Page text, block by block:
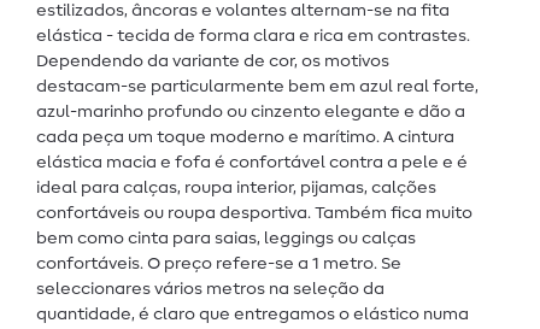
estilizados, âncoras e volantes alternam-se na fita
elástica - tecida de forma clara e rica em contrastes.
Dependendo da variante de cor, os motivos
destacam-se particularmente bem em azul real forte,
azul-marinho profundo ou cinzento elegante e dão a
cada peça um toque moderno e marítimo. A cintura
elástica macia e fofa é confortável contra a pele e é
ideal para calças, roupa interior, pijamas, calções
confortáveis ou roupa desportiva. Também fica muito
bem como cinta para saias, leggings ou calças
confortáveis. O preço refere-se a 1 metro. Se
seleccionares vários metros na seleção da
quantidade, é claro que entregamos o elástico numa